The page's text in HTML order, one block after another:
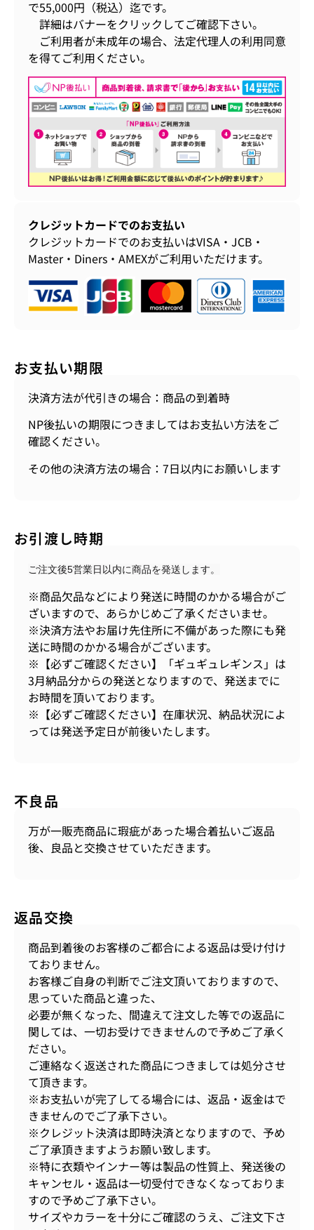
で55,000円（税込）迄です。
詳細はバナーをクリックしてご確認下さい。
ご利用者が未成年の場合、法定代理人の利用同意
を得てご利用ください。
クレジットカードでのお支払い
クレジットカードでのお支払いはVISA・JCB・
Master・Diners・AMEXがご利用いただけます。
お支払い期限
決済方法が代引きの場合：商品の到着時
NP後払いの期限につきましてはお支払い方法をご
確認ください。
その他の決済方法の場合：7日以内にお願いします
お引渡し時期
ご注文後5営業日以内に商品を発送します。
※商品欠品などにより発送に時間のかかる場合がご
ざいますので、あらかじめご了承くださいませ。
※決済方法やお届け先住所に不備があった際にも発
送に時間のかかる場合がございます。
※【必ずご確認ください】「ギュギュレギンス」は
3月納品分からの発送となりますので、発送までに
お時間を頂いております。
※【必ずご確認ください】在庫状況、納品状況によ
っては発送予定日が前後いたします。
不良品
万が一販売商品に瑕疵があった場合着払いご返品
後、良品と交換させていただきます。
返品交換
商品到着後のお客様のご都合による返品は受け付け
ておりません。
お客様ご自身の判断でご注文頂いておりますので、
思っていた商品と違った、
必要が無くなった、間違えて注文した等での返品に
関しては、一切お受けできませんので予めご了承く
ださい。
ご連絡なく返送された商品につきましては処分させ
て頂きます。
※お支払いが完了してる場合には、返品・返金はで
きませんのでご了承下さい。
※クレジット決済は即時決済となりますので、予め
ご了承頂きますようお願い致します。
※特に衣類やインナー等は製品の性質上、発送後の
キャンセル・返品は一切受付できなくなっておりま
すので予めご了承下さい。
サイズやカラーを十分にご確認のうえ、ご注文下さ